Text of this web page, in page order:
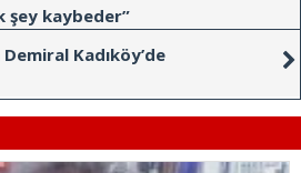
şey kaybeder”
Kadıköy’de